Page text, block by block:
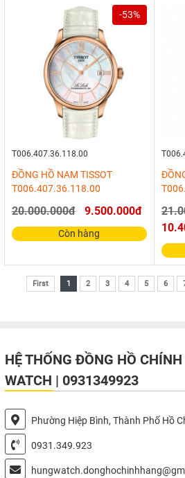
-53%
T006.407.36.118.00
ĐỒNG HỒ NAM TISSOT
T006.407.36.118.00
20.000.000đ 9.500.000đ
Còn hàng
First 1 2 3 4 5 6
HỆ THỐNG ĐỒNG HỒ
WATCH | 0931349923
Phường Hiệp Bình, Thành Phố Hồ
0931.349.923